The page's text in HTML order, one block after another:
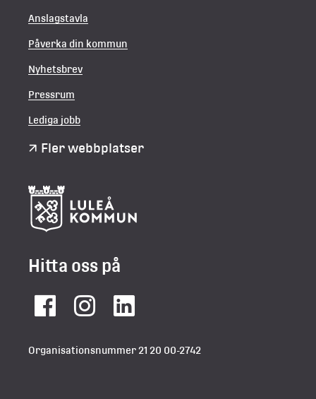
Anslagstavla
Påverka din kommun
Nyhetsbrev
Pressrum
Lediga jobb
Fler webbplatser
Hitta oss på
FacebookInstagramLinkedIn
Organisationsnummer 21 20 00-2742